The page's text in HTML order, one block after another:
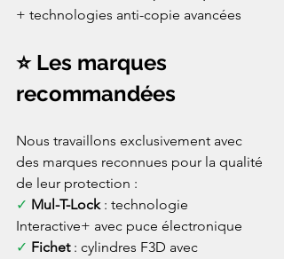
+ technologies anti-copie avancées
⭐ Les marques
recommandées
Nous travaillons exclusivement avec
des marques reconnues pour la qualité
de leur protection :
✓ Mul-T-Lock : technologie
Interactive+ avec puce électronique
✓ Fichet : cylindres F3D avec